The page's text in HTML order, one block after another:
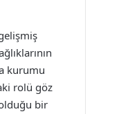
kurumu
rolü göz
bir